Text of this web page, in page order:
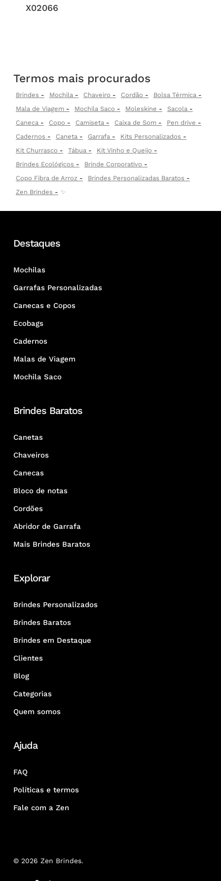
X02066
Termos mais procurados
Brindes Mochila Chaveiro Cordão
Bolsa Térmica
Mala de Viagem
Mochila Saco Moleskine
Sacola
Caneca
Copo Camiseta Caixa de Som
Pen drive
Cadernos
Caneta Garrafa
Kits Personalizados
Kit Churrasco
Tábua
Kit Vinho e Queijo
Brindes Ecológicos
Brinde Corporativo
Copo Fibra de Arroz
Brindes Personalizadas Baratos
Zen Brindes
✨
Destaques
Mochilas
Garrafas Personalizadas
Canecas e Copos
Ecobags
Cadernos
Malas de Viagem
Mochila Saco
Brindes Baratos
Canetas
Chaveiros
Canecas
Bloco de notas
Cordões
Abridor de Garrafa
Mais Brindes Baratos
Explorar
Brindes Personalizados
Brindes Baratos
Brindes em Destaque
Clientes
Blog
Categorias
Quem somos
Ajuda
FAQ
Políticas e termos
Fale com a Zen
© 2026 Zen Brindes.